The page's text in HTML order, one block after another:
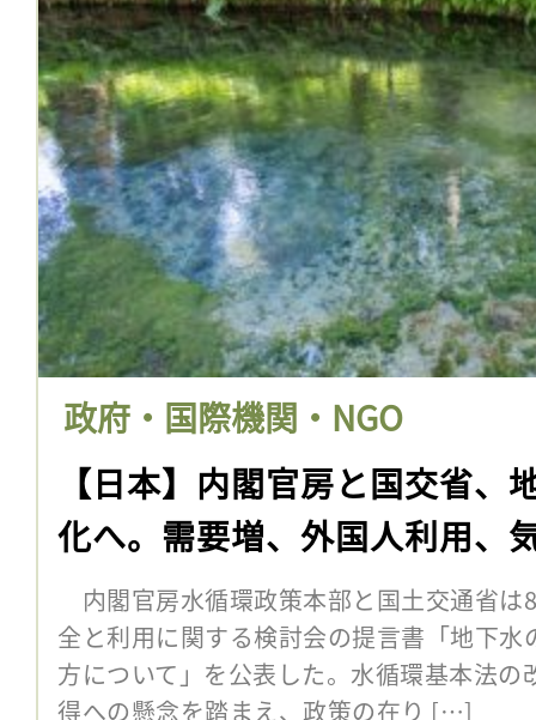
政府・国際機関・NGO
【日本】内閣官房と国交省、
化へ。需要増、外国人利用、
内閣官房水循環政策本部と国土交通省は
全と利用に関する検討会の提言書「地下
方について」を公表した。水循環基本法の
得への懸念を踏まえ、政策の在り […]